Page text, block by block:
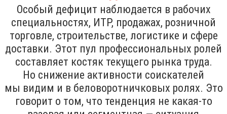
Особый дефицит наблюдается в рабочих
специальностях, ИТР, продажах, розничной
торговле, строительстве, логистике и сфере
доставки. Этот пул профессиональных ролей
составляет костяк текущего рынка труда.
Но снижение активности соискателей
мы видим и в беловоротничковых ролях. Это
говорит о том, что тенденция не какая-то